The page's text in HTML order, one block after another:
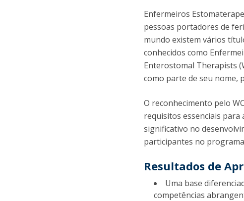
Enfermeiros
pessoas portadores de
mundo existem vários
conhecidos como
Enterostomal Therapists
como parte de seu nome,
O reconhecimento pelo
requisitos essenciais
significativo no
participantes no
Resultados de
Uma base
competências